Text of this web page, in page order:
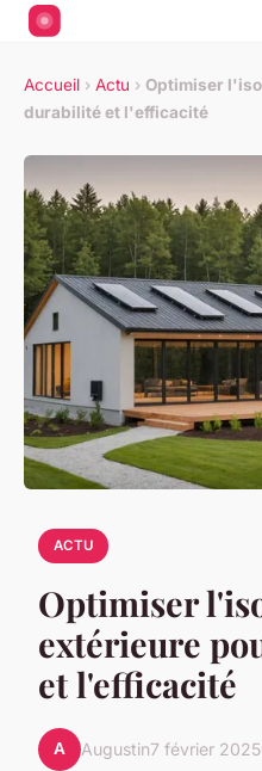
Accueil › Actu › Optimiser
durabilité et l'efficacité
ACTU
Optimiser
extérieure
et l'efficacité
A Augustin7 février 2025